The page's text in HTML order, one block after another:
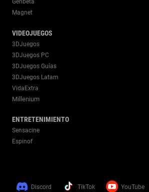
Magnet
VIDEOJUEGOS
3DJuegos
3DJuegos PC
3DJuegos Guías
3DJuegos Latam
VidaExtra
Millenium
ENTRETENIMIENTO
Sensacine
Espinof
Discord TikTok YouTube